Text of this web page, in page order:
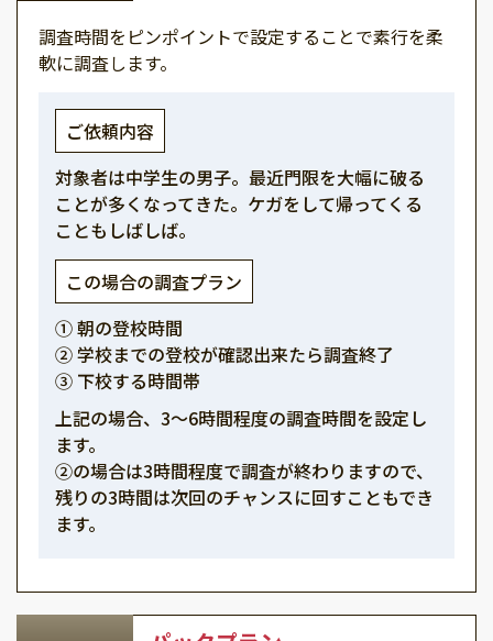
調査時間をピンポイントで設定することで素行を柔
軟に調査します。
ご依頼内容
対象者は中学生の男子。最近門限を大幅に破る
ことが多くなってきた。ケガをして帰ってくる
こともしばしば。
この場合の調査プラン
① 朝の登校時間
② 学校までの登校が確認出来たら調査終了
③ 下校する時間帯
上記の場合、3～6時間程度の調査時間を設定し
ます。
②の場合は3時間程度で調査が終わりますので、
残りの3時間は次回のチャンスに回すこともでき
ます。